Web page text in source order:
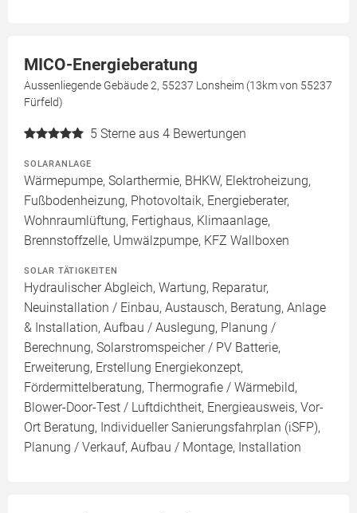
MICO-Energieberatung
Aussenliegende Gebäude 2, 55237 Lonsheim (13km von 55237
Fürfeld)
5 Sterne aus 4 Bewertungen
SOLARANLAGE
Wärmepumpe, Solarthermie, BHKW, Elektroheizung,
Fußbodenheizung, Photovoltaik, Energieberater,
Wohnraumlüftung, Fertighaus, Klimaanlage,
Brennstoffzelle, Umwälzpumpe, KFZ Wallboxen
SOLAR TÄTIGKEITEN
Hydraulischer Abgleich, Wartung, Reparatur,
Neuinstallation / Einbau, Austausch, Beratung, Anlage
& Installation, Aufbau / Auslegung, Planung /
Berechnung, Solarstromspeicher / PV Batterie,
Erweiterung, Erstellung Energiekonzept,
Fördermittelberatung, Thermografie / Wärmebild,
Blower-Door-Test / Luftdichtheit, Energieausweis, Vor-
Ort Beratung, Individueller Sanierungsfahrplan (iSFP),
Planung / Verkauf, Aufbau / Montage, Installation